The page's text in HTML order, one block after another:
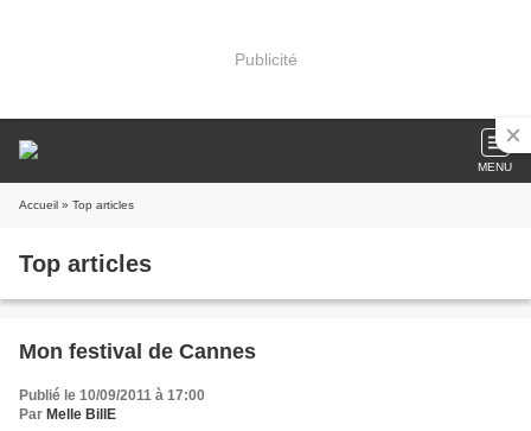
Publicité
MENU
Accueil » Top articles
Top articles
Mon festival de Cannes
Publié le 10/09/2011 à 17:00
Par Melle BillE